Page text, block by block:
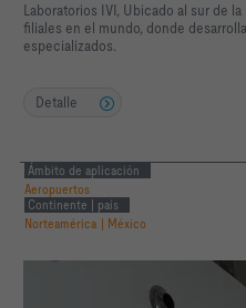
Laboratorios IVI, Ubicado al sur de
filiales en el mundo, donde
especializados.
Detalle
Ámbito de aplicación
Aeropuertos
Continente | país
Norteamérica | México